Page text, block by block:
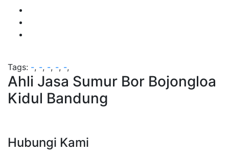
Tags: -, -, -, -, -,
Ahli Jasa Sumur Bor Bojongloa
Kidul Bandung
Hubungi Kami